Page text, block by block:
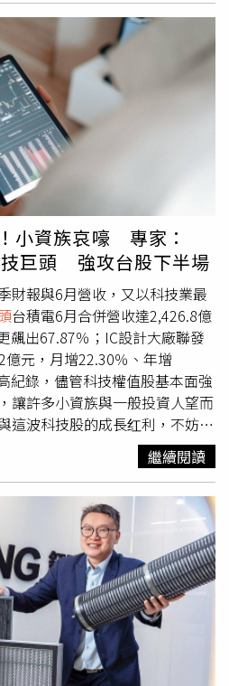
都是值得留意的買點。他首先提
間，台積電股價最低跌至36.4
也成為長線投資人最佳進場時
低迷，南亞科技、華邦電、旺
積電跌至112.5元，同樣是不錯
到171.5元。謝金河指出，2020
電股價一度回落至235.5元，但
位轉型需求，推升晶片需求大幅
全球晶圓代工龍頭
危機，加上美國暴力升息，台
場對公司前景充滿質疑，甚至
過，股神巴菲特當時透過波克夏
位台積電ADR，一度帶動市場信
素出脫持股，仍讓市場留下深刻
4月美國總統川普宣布對等關稅
點，跌幅達9.7%，創下史
3天，4月9日股價跌至780
示，「台積電800元以下是最好
後股價走弱，謝金河指出，市場
」，但台積電第二季毛利率達
預估介於65%至67%，董事長魏
共同成長，而非一味追求更高毛
營理念。謝金河分析，台積電上
達49.3元，預估全年可望落在
。他認為，台積電營運透明、
對容易估算，因此這波股價修正
，同樣也是機會。」
小資族哀嚎 專家：
巨頭 強攻台股下半場
財報與6月營收，又以科技業最
台積電6月合併營收達2,426.8億
飆出67.87％；IC設計大廠聯發
元，月增22.30％、年增
紀錄，儘管科技權值股基本面強
讓許多小資族與一般投資人望而
這波科技股的成長红利，不妨選
了市值型ETF之外，主動型商品
約一萬元即可入手，是一項親
示，00407A為新一代主動型
操盤，最大的優勢在於，打破傳
的限制，主動型ETF能夠更即時
面轉變及總體經濟數據，靈活動
與權重，這種高度彈性的選股策
輪動速度極快的多變環境中，更
成長動能的標的，協助投資人跨
有機會追求超越大盤的超額報
00407A還有另一大亮點，該基
繼續閱讀